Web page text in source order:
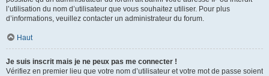
l’utilisation du nom d’utilisateur que vous souhaitez utiliser. Pour plus
d’informations, veuillez contacter un administrateur du forum.
Haut
Je suis inscrit mais je ne peux pas me connecter !
Vérifiez en premier lieu que votre nom d’utilisateur et votre mot de passe soient